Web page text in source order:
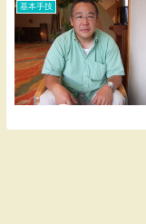
基本手技